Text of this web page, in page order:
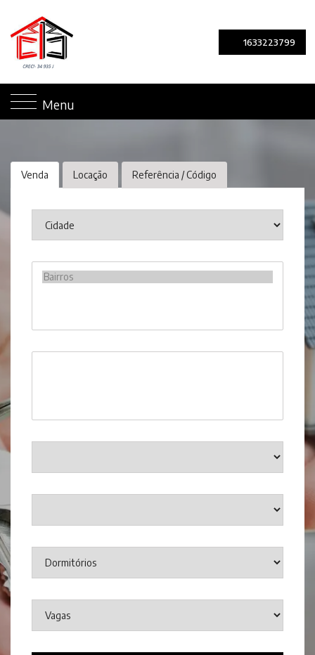
1633223799
Menu
Venda Locação Referência / Código